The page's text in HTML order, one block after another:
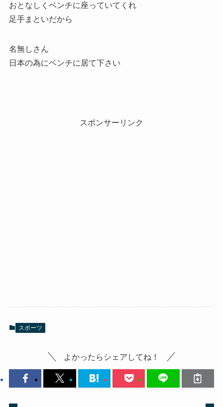
おとなしくベンチに座っていてくれ
足手まといだから
名無しさん
日本の為にベンチに居て下さい
スポンサーリンク
スポーツ
よかったらシェアしてね！